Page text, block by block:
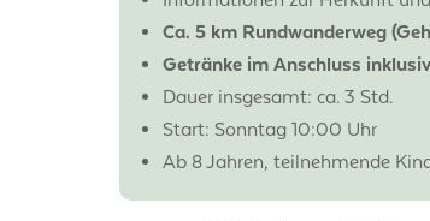
Ca. 5 km Rundwanderweg
Getränke im Anschluss
Dauer insgesamt: ca. 3 Std.
Start: Sonntag 10:00 Uhr
Ab 8 Jahren, teilnehmende